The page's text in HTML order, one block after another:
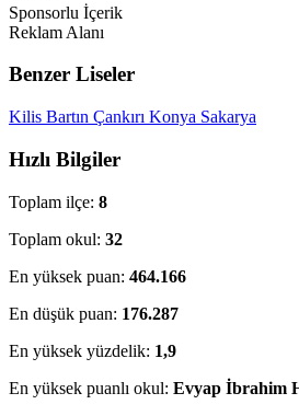
Sponsorlu İçerik
Reklam Alanı
Benzer Liseler
Kilis Bartın Çankırı Konya Sakarya
Hızlı Bilgiler
Toplam ilçe: 8
Toplam okul: 32
En yüksek puan: 464.166
En düşük puan: 176.287
En yüksek yüzdelik: 1,9
En yüksek puanlı okul: Evyap İbrahim